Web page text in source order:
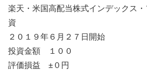
楽天・米国高配当株式インデックス
資
２０１９年６月２７日開始
投資金額 １００
評価損益 ±０円